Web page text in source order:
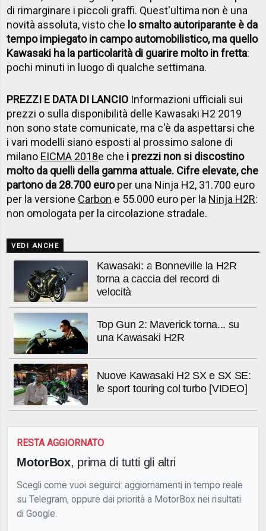
di rimarginare i piccoli graffi. Quest'ultima non è una
novità assoluta, visto che lo smalto autoriparante è da
tempo impiegato in campo automobilistico, ma quello
Kawasaki ha la particolarità di guarire molto in fretta:
pochi minuti in luogo di qualche settimana.
PREZZI E DATA DI LANCIO Informazioni ufficiali sui
prezzi o sulla disponibilità delle Kawasaki H2 2019
non sono state comunicate, ma c'è da aspettarsi che
i vari modelli siano esposti al prossimo salone di
milano EICMA 2018e che i prezzi non si discostino
molto da quelli della gamma attuale. Cifre elevate, che
partono da 28.700 europer una Ninja H2, 31.700 euro
per la versione Carbon e 55.000 euro per la Ninja H2R:
non omologata per la circolazione stradale.
VEDI ANCHE
Kawasaki: a Bonneville la H2R
torna a caccia del record di
velocità
Top Gun 2: Maverick torna... su
una Kawasaki H2R
Nuove Kawasaki H2 SX e SX SE:
le sport touring col turbo [VIDEO]
RESTA AGGIORNATO
MotorBox, prima di tutti gli altri
Scegli come vuoi seguirci: aggiornamenti in tempo reale
su Telegram, oppure dai priorità a MotorBox nei risultati
di Google.